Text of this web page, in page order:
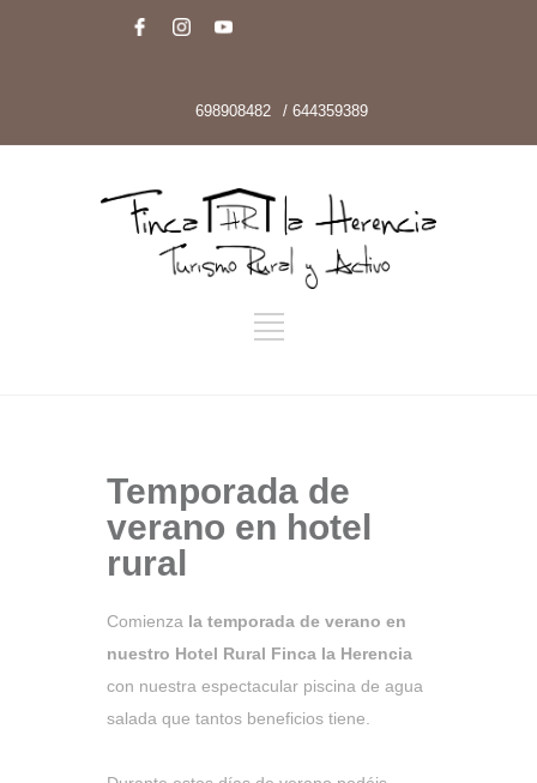
/ 644359389
698908482
Temporada de
verano en hotel
rural
Comienza la temporada de verano en
nuestro Hotel Rural Finca la Herencia
con nuestra espectacular piscina de agua
salada que tantos beneficios tiene.